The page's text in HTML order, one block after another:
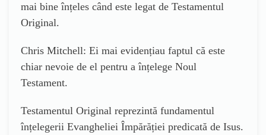
mai bine înțeles când este legat de Testamentul
Original.
Chris Mitchell: Ei mai evidențiau faptul că este
chiar nevoie de el pentru a înțelege Noul
Testament.
Testamentul Original reprezintă fundamentul
înțelegerii Evangheliei Împărăției predicată de Isus.